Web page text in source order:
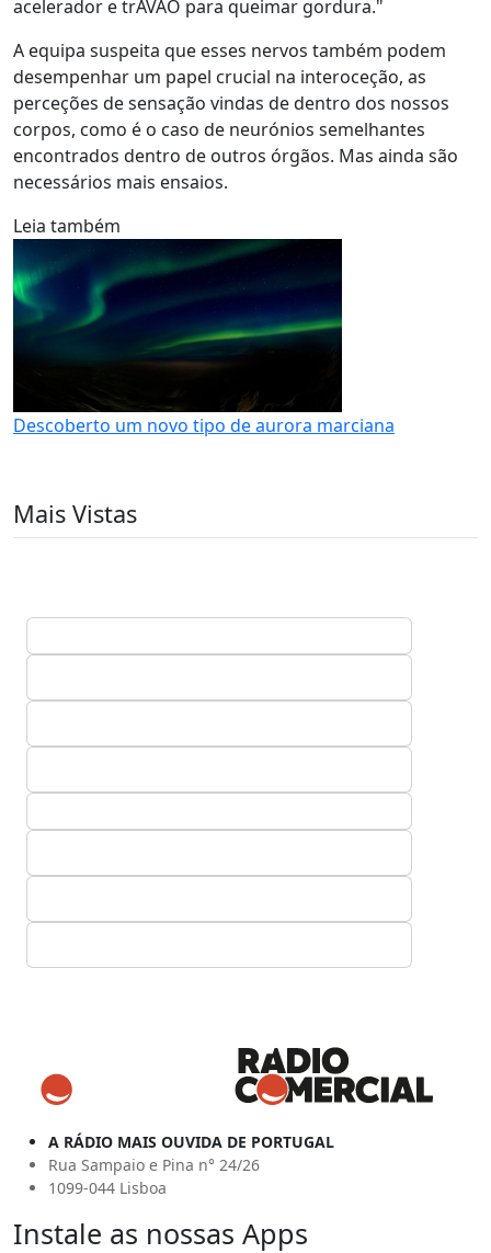
acelerador e trAVÃO para queimar gordura."
A equipa suspeita que esses nervos também podem
desempenhar um papel crucial na interoceção, as
perceções de sensação vindas de dentro dos nossos
corpos, como é o caso de neurónios semelhantes
encontrados dentro de outros órgãos. Mas ainda são
necessários mais ensaios.
Leia também
Descoberto um novo tipo de aurora marciana
Mais Vistas
A RÁDIO MAIS OUVIDA DE PORTUGAL
Rua Sampaio e Pina n° 24/26
1099-044 Lisboa
Instale as nossas Apps